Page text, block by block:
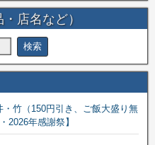
店名など）
・竹（150円引き、ご飯大盛り無
2026年感謝祭】